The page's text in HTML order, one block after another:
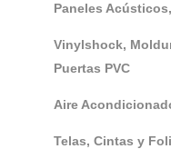
Paneles
Vinylshock,
Puertas PVC
Aire
Telas, Cintas y